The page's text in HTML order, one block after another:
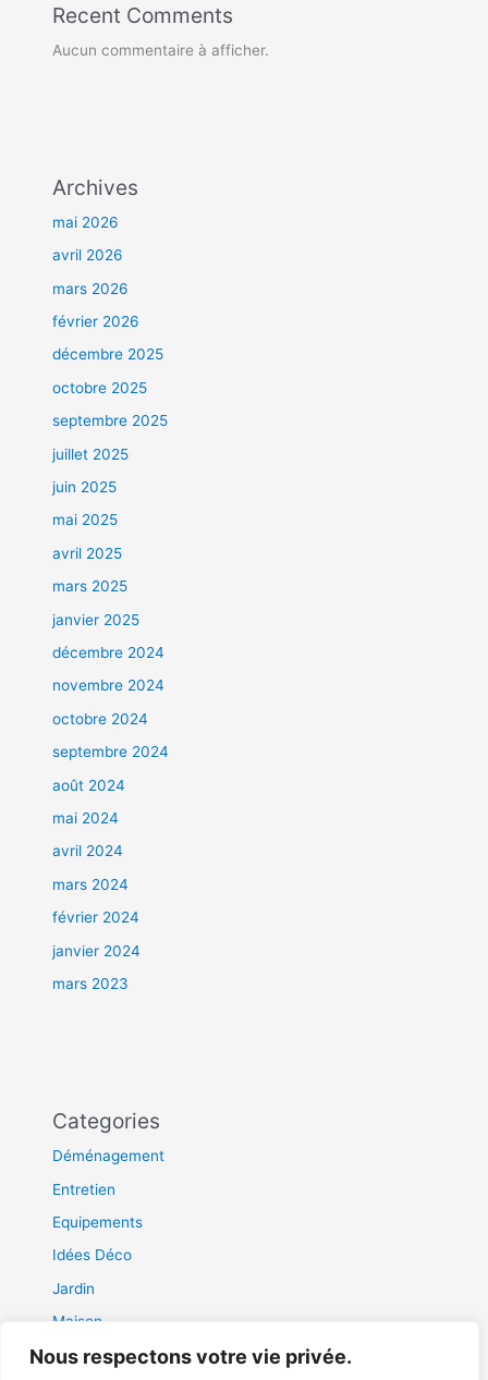
Nous respectons votre vie privée.
Recent Comments
Aucun commentaire à afficher.
Archives
mai 2026
avril 2026
mars 2026
février 2026
décembre 2025
octobre 2025
septembre 2025
juillet 2025
juin 2025
mai 2025
avril 2025
mars 2025
janvier 2025
décembre 2024
novembre 2024
octobre 2024
septembre 2024
août 2024
mai 2024
avril 2024
mars 2024
février 2024
janvier 2024
mars 2023
Categories
Déménagement
Entretien
Equipements
Idées Déco
Jardin
Maison
Travaux